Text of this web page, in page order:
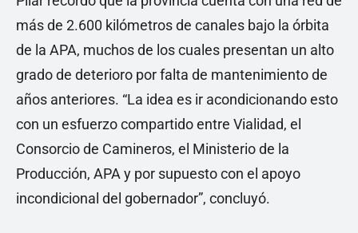
más de 2.600 kilómetros de canales bajo la órbita
de la APA, muchos de los cuales presentan un alto
grado de deterioro por falta de mantenimiento de
años anteriores. “La idea es ir acondicionando esto
con un esfuerzo compartido entre Vialidad, el
Consorcio de Camineros, el Ministerio de la
Producción, APA y por supuesto con el apoyo
incondicional del gobernador”, concluyó.